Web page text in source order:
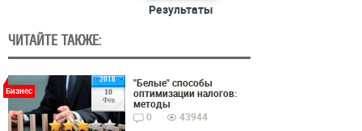
Результаты
ЧИТАЙТЕ ТАКЖЕ:
2018
10
Фев
Бизнес
"Белые" способы
оптимизации налогов:
методы
0
43944